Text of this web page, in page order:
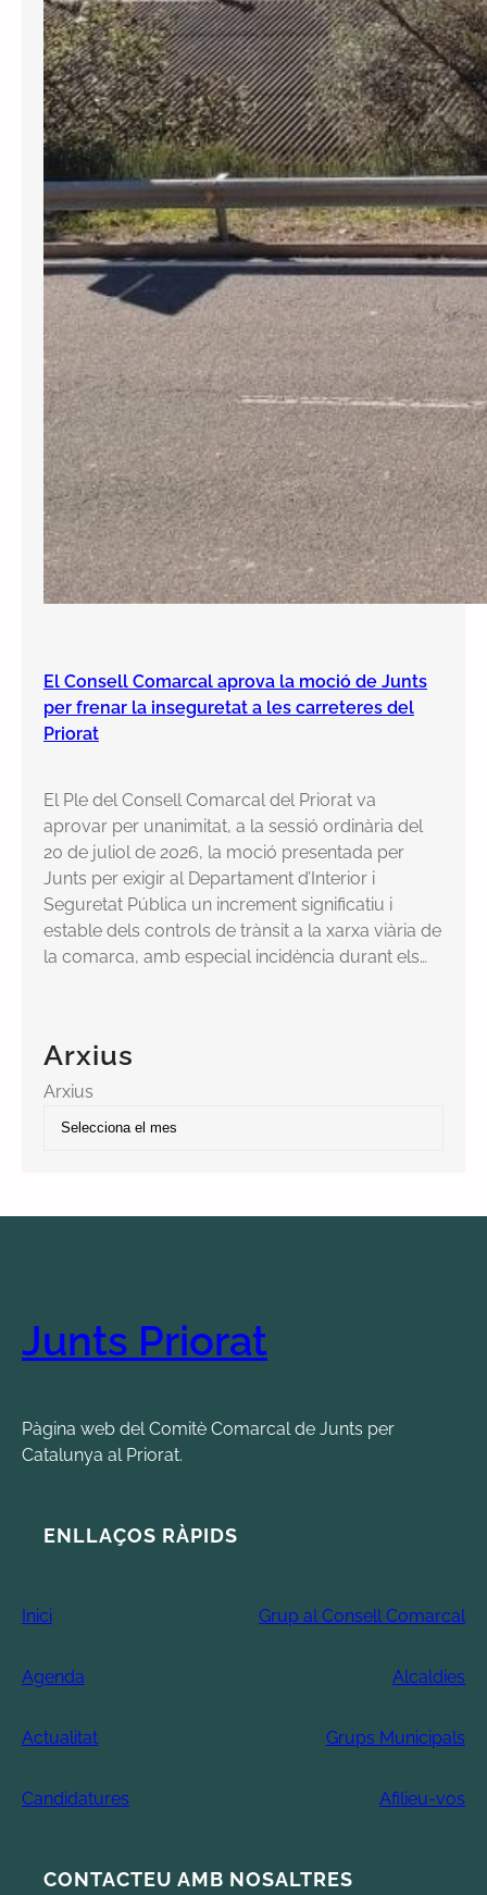
El Consell Comarcal aprova la moció de Junts
per frenar la inseguretat a les carreteres del
Priorat
El Ple del Consell Comarcal del Priorat va
aprovar per unanimitat, a la sessió ordinària del
20 de juliol de 2026, la moció presentada per
Junts per exigir al Departament d’Interior i
Seguretat Pública un increment significatiu i
estable dels controls de trànsit a la xarxa viària de
la comarca, amb especial incidència durant els…
Arxius
Arxius
Junts Priorat
Pàgina web del Comitè Comarcal de Junts per
Catalunya al Priorat.
ENLLAÇOS RÀPIDS
Inici Grup al Consell Comarcal
Agenda Alcaldies
Actualitat Grups Municipals
Candidatures Afilieu-vos
CONTACTEU AMB NOSALTRES